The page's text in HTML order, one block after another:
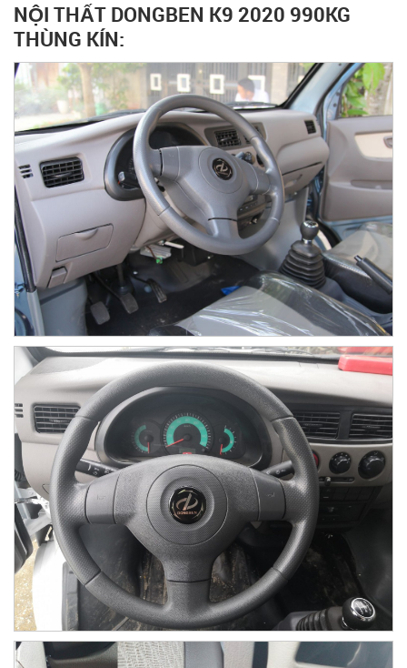
NỘI THẤT DONGBEN K9 2020 990KG
THÙNG KÍN: